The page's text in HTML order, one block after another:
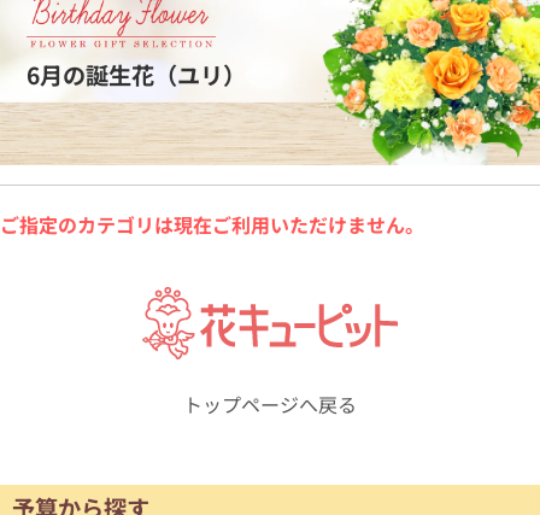
6月の誕生花（ユリ）
ご指定のカテゴリは現在ご利用いただけません。
トップページへ戻る
予算から探す